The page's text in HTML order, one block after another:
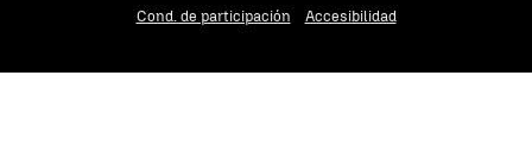
Cond. de participación Accesibilidad